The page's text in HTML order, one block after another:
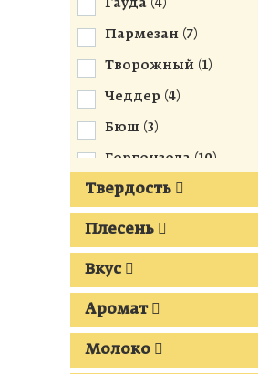
Гауда (4)
Пармезан (7)
Творожный (1)
Чеддер (4)
Бюш (3)
Горгонзола (10)
Грюйер (17
Десертные (
Камамбер (7)
Тет де Муан (
Реблошон (
Твердость
Плесень
Вкус
Аромат
Молоко